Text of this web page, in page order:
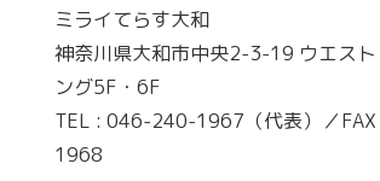
ミライてらす大和
神奈川県大和市中央2-3-19 ウエスト
ング5F・6F
TEL : 046-240-1967（代表）／
1968